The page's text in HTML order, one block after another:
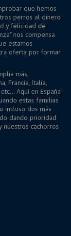
que hemos
perros al dinero
y felicidad de
nos compensa
estamos
oferta por formar
más,
Francia, Italia,
Aquí en España
estas familias
incluso dos más
dando prioridad
nuestros cachorros